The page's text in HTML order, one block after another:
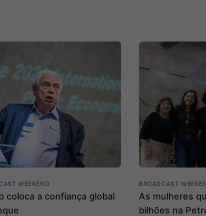
WEEKEND
coloca a confiança global
BROADCAST
As mulheres
bilhões na